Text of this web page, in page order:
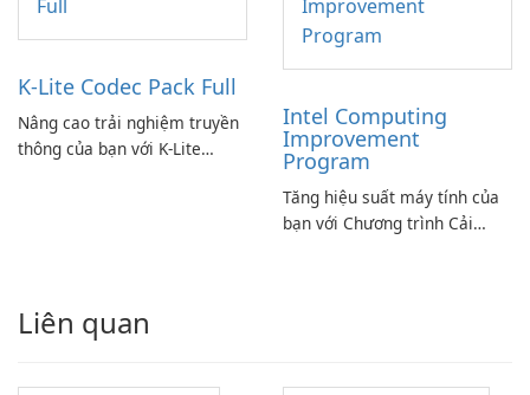
K-Lite Codec Pack Full
Nâng cao trải nghiệm truyền
thông của bạn với K-Lite
Intel Computing
Improvement
Program
Tăng hiệu suất máy tính của
bạn với Chương trình Cải
Liên quan